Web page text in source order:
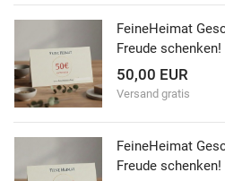
FeineHeimat
Freude schenken!
50,00 EUR
Versand gratis
FeineHeimat
Freude schenken!